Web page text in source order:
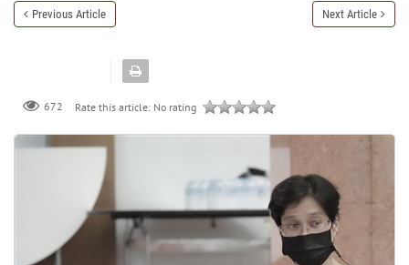
Previous Article Next Article
672 Rate this article: No rating